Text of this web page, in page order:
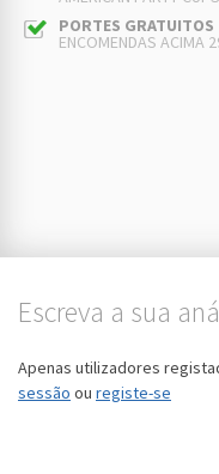
PORTES GRATUITOS
ENCOMENDAS ACIMA
Escreva a sua
Apenas utilizadores
sessão ou registe-se